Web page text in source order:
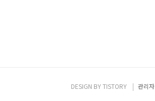
DESIGN BYTISTORY 관리자